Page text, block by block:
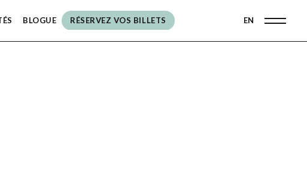
BLOGUE RÉSERVEZ VOS BILLETS
RÉSERVEZ VOS BILLETS
EN